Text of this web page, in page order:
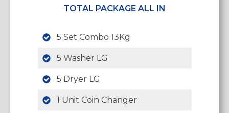
TOTAL PACKAGE ALL IN
5 Set Combo 13Kg
5 Washer LG
5 Dryer LG
1 Unit Coin Changer